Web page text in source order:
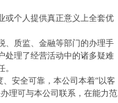
或个人提供真正意义上全套优
、质监、金融等部门的办理手
处理了经营活动中的诸多疑难
安全可靠，本公司本着“以客
理可与本公司联系，在能力范